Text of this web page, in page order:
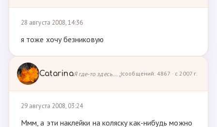
28 августа 2008, 14:36
я тоже хочу безниковую
CatarinaЯ где-то здесь... ;)сообщений: 4867 · с 2007 г.
29 августа 2008, 03:24
Ммм, а эти наклейки на коляску как-нибудь можно